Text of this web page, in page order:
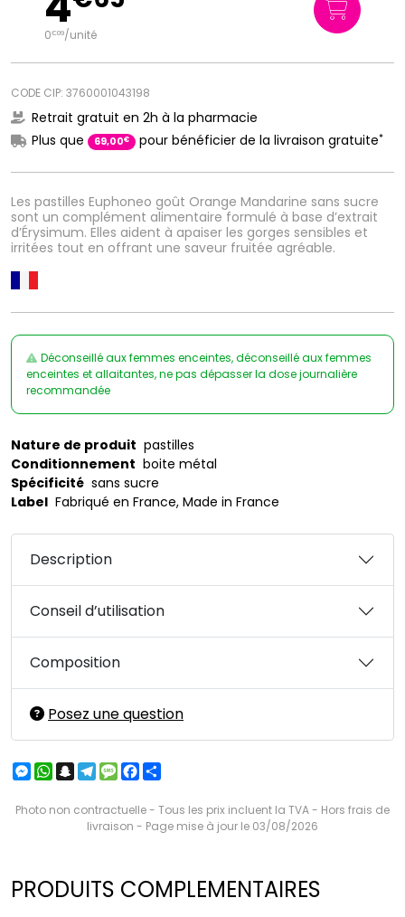
Les pastilles Euphoneo goût Orange Mandarine sans sucre
sont un complément alimentaire formulé à base d’extrait
d’Érysimum. Elles aident à apaiser les gorges sensibles et
irritées tout en offrant une saveur fruitée agréable.
0€09/unité
CODE CIP: 3760001043198
Retrait gratuit en 2h à la pharmacie
Plus que
69,00€ pour bénéficier de la livraison gratuite*
Déconseillé aux femmes enceintes, déconseillé aux femmes
enceintes et allaitantes, ne pas dépasser la dose journalière
recommandée
Nature de produit pastilles
Conditionnement boite métal
Spécificité sans sucre
Label Fabriqué en France, Made in France
Description
Conseil d’utilisation
Composition
Posez une question
Messenger
WhatsApp
Snapchat
Telegram
MessageFacebook
Photo non contractuelle - Tous les prix incluent la TVA - Hors frais de
livraison - Page mise à jour le 03/08/2026
PRODUITS COMPLEMENTAIRES